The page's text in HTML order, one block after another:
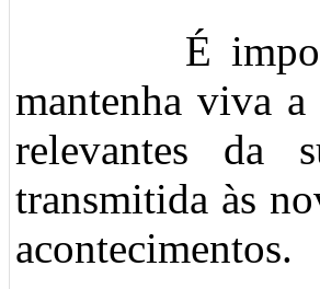
É
mantenha viva a
relevantes da
transmitida às
acontecimentos.